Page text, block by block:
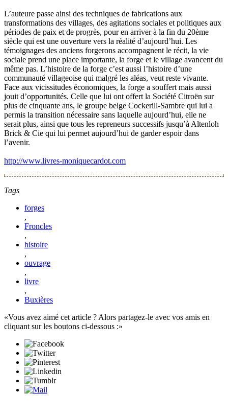
L’auteure passe ainsi des techniques de fabrications aux
transformations des villages, des agitations sociales et politiques aux
périodes de paix et de progrès, pour en arriver à la fin du 20ème
siècle qui est une ouverture vers la réalité d’aujourd’hui. Les
témoignages des anciens forgerons accompagnent le récit, la vie
sociale prend une place importante, la forge et le village avancent du
même pas. L’histoire de la forge c’est aussi l’histoire d’une
communauté villageoise qui malgré les aléas, veut reste vivante.
Face aux vicissitudes économiques, la forge a souffert mais aussi
jouit d’opportunités. Celle que lui ont offert la Société Citroën sur
plus de cinquante ans, le groupe belge Cockerill-Sambre qui lui a
permis la transition nécessaire sans laquelle aujourd’hui, elle ne
serait plus, ainsi que tous les repreneurs successifs jusqu’à Altenloh
Brick & Cie qui lui permet aujourd’hui de garder espoir dans
l’avenir.
http://www.livres-moniquecardot.com
Tags
forges
,
Froncles
,
histoire
,
ouvrage
,
livre
,
Buxières
Vous avez aimé cet article ? Alors partagez-le avec vos amis en
cliquant sur les boutons ci-dessous :